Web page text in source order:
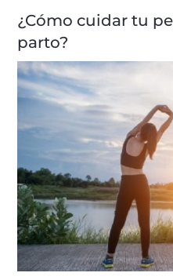
¿Cómo cuidar tu
parto?